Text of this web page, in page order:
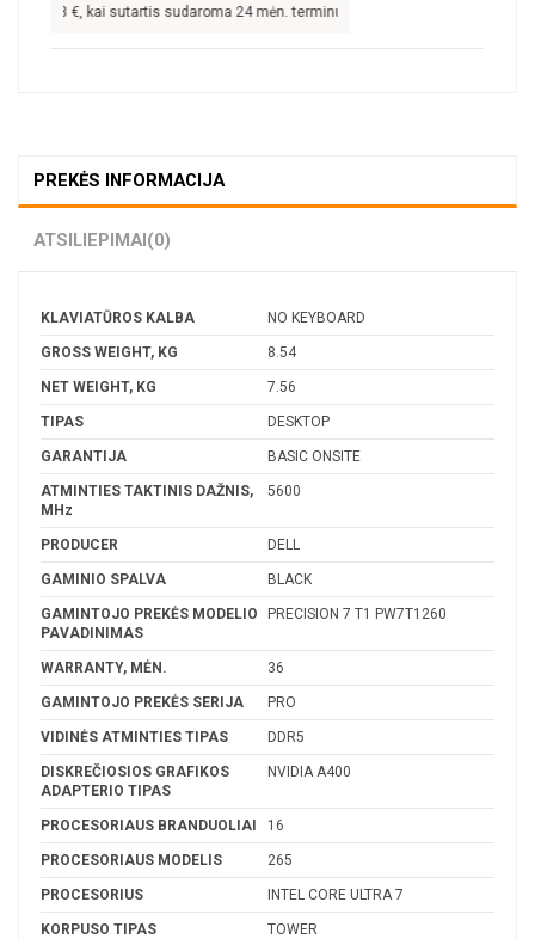
€, kai sutartis sudaroma 24 mėn. terminui, metinė palūkanų norma –
PREKĖS INFORMACIJA
ATSILIEPIMAI(0)
KLAVIATŪROS KALBA NO KEYBOARD
GROSS WEIGHT, KG 8.54
NET WEIGHT, KG 7.56
TIPAS DESKTOP
GARANTIJA BASIC ONSITE
ATMINTIES TAKTINIS DAŽNIS,
MHz
5600
PRODUCER DELL
GAMINIO SPALVA BLACK
GAMINTOJO PREKĖS MODELIO
PAVADINIMAS
PRECISION 7 T1 PW7T1260
WARRANTY, MĖN. 36
GAMINTOJO PREKĖS SERIJA PRO
VIDINĖS ATMINTIES TIPAS DDR5
DISKREČIOSIOS GRAFIKOS
ADAPTERIO TIPAS
NVIDIA A400
PROCESORIAUS BRANDUOLIAI 16
PROCESORIAUS MODELIS 265
PROCESORIUS INTEL CORE ULTRA 7
KORPUSO TIPAS TOWER